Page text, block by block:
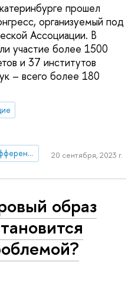
прошел
организуемый под
Ассоциации. В
участие более 1500
и 37 институтов
– всего более 180
региональная культурная дифференциация
20 сентября, 2023 г.
образ